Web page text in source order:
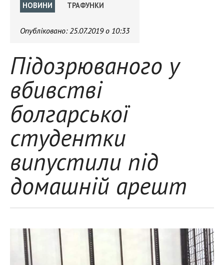
НОВИНИ ТРАФУНКИ
Опубліковано:25.07.2019 о 10:33
Підозрюваного у
вбивстві
болгарської
студентки
випустили під
домашній арешт